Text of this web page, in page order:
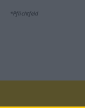
*Pflichtfeld